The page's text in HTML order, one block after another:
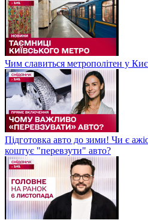
Чим славиться метрополітен у
Підготовка авто до зими! Чи є
коштує "перевзути" авто?